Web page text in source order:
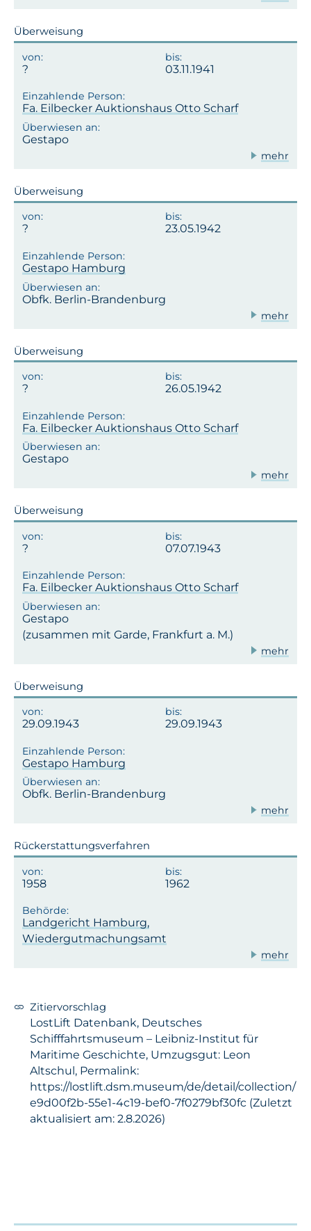
Überweisung
03.11.1941
Fa. Eilbecker Auktionshaus Otto Scharf
Gestapo
mehr
Überweisung
23.05.1942
Gestapo Hamburg
Obfk. Berlin-Brandenburg
mehr
Überweisung
26.05.1942
Fa. Eilbecker Auktionshaus Otto Scharf
Gestapo
mehr
Überweisung
07.07.1943
Fa. Eilbecker Auktionshaus Otto Scharf
Gestapo
(zusammen mit Garde, Frankfurt a. M.)
mehr
Überweisung
29.09.1943 29.09.1943
Gestapo Hamburg
Obfk. Berlin-Brandenburg
mehr
Rückerstattungsverfahren
1958 1962
Landgericht Hamburg,
Wiedergutmachungsamt
mehr
Zitiervorschlag
LostLift Datenbank, Deutsches
Schifffahrtsmuseum – Leibniz-Institut für
Maritime Geschichte, Umzugsgut: Leon
Altschul, Permalink:
https://lostlift.dsm.museum/de/detail/collection/
e9d00f2b-55e1-4c19-bef0-7f0279bf30fc (Zuletzt
aktualisiert am: 2.8.2026)